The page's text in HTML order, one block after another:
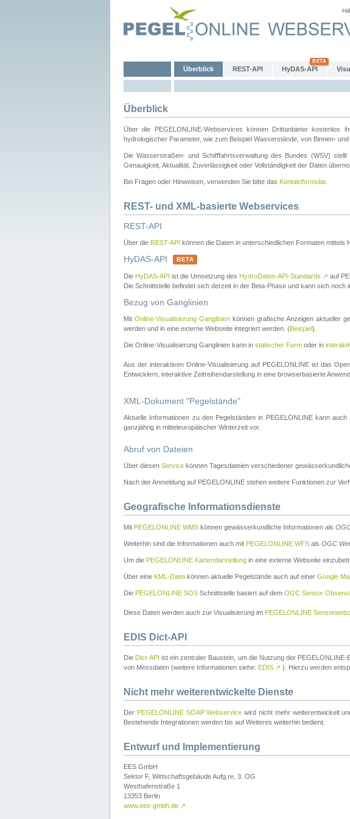
Überblick REST-API HyDAS-API
Überblick
Über die PEGELONLINE-Webservices können Drittanbieter kostenlos
hydrologischer Parameter, wie zum Beispiel Wasserstände, von Binnen-
Die Wasserstraßen- und Schifffahrtsverwaltung des Bundes (WSV)
Genauigkeit, Aktualität, Zuverlässigkeit oder Vollständigkeit der Daten
Bei Fragen oder Hinweisen, verwenden Sie bitte das Kontaktformular.
REST- und XML-basierte Webservices
REST-API
Über die REST-API können die Daten in unterschiedlichen Formaten
HyDAS-API BETA
Die HyDAS-API ist die Umsetzung des HydroDaten-API-Standards ↗ auf
Die Schnittstelle befindet sich derzeit in der Beta-Phase und kann sich noch
Bezug von Ganglinien
MitOnline-Visualisierung Ganglinien können grafische Anzeigen aktueller
werden und in eine externe Webseite integriert werden. (Beispiel).
Die Online-Visualisierung Ganglinien kann in statischer Form oder in
Aus der interaktiven Online-Visualisierung auf PEGELONLINE ist das
Entwicklern, interaktive Zeitreihendarstellung in eine browserbasierte
XML-Dokument "Pegelstände"
Aktuelle Informationen zu den Pegelständen in PEGELONLINE kann
ganzjährig in mitteleuropäischer Winterzeit vor.
Abruf von Dateien
Über diesen Service können Tagesdateien verschiedener
Nach der Anmeldung auf PEGELONLINE stehen weitere Funktionen zur
Geografische Informationsdienste
Mit PEGELONLINE WMS können gewässerkundliche Informationen als
Weiterhin sind die Informationen auch mit PEGELONLINE WFS als OGC
Um die PEGELONLINE Kartendarstellung in eine externe Webseite
Über eine KML-Datei können aktuelle Pegelstände auch auf einer Google
Die PEGELONLINE SOS Schnittstelle basiert auf dem OGC Sensor
Diese Daten werden auch zur Visualisierung im PEGELONLINE
EDIS Dict-API
Die Dict-API ist ein zentraler Baustein, um die Nutzung der
von Messdaten (weitere Informationen siehe: EDIS ↗ ). Hierzu werden
Nicht mehr weiterentwickelte Dienste
Der PEGELONLINE SOAP Webservice wird nicht mehr weiterentwickelt
Bestehende Integrationen werden bis auf Weiteres weiterhin bedient.
Entwurf und Implementierung
EES GmbH
Sektor F, Wirtschaftsgebäude Aufg.re, 3. OG
Westhafenstraße 1
13353 Berlin
www.ees-gmbh.de ↗